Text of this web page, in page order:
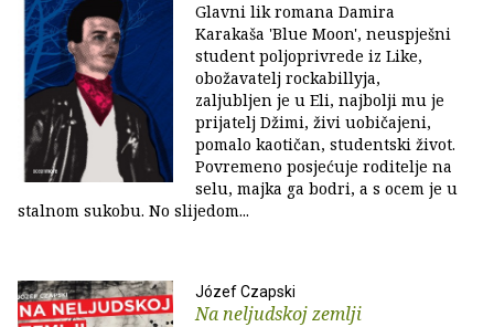
Glavni lik romana Damira
Karakaša 'Blue Moon', neuspješni
student poljoprivrede iz Like,
obožavatelj rockabillyja,
zaljubljen je u Eli, najbolji mu je
prijatelj Džimi, živi uobičajeni,
pomalo kaotičan, studentski život.
Povremeno posjećuje roditelje na
selu, majka ga bodri, a s ocem je u
stalnom sukobu. No slijedom...
Józef Czapski
Na neljudskoj zemlji